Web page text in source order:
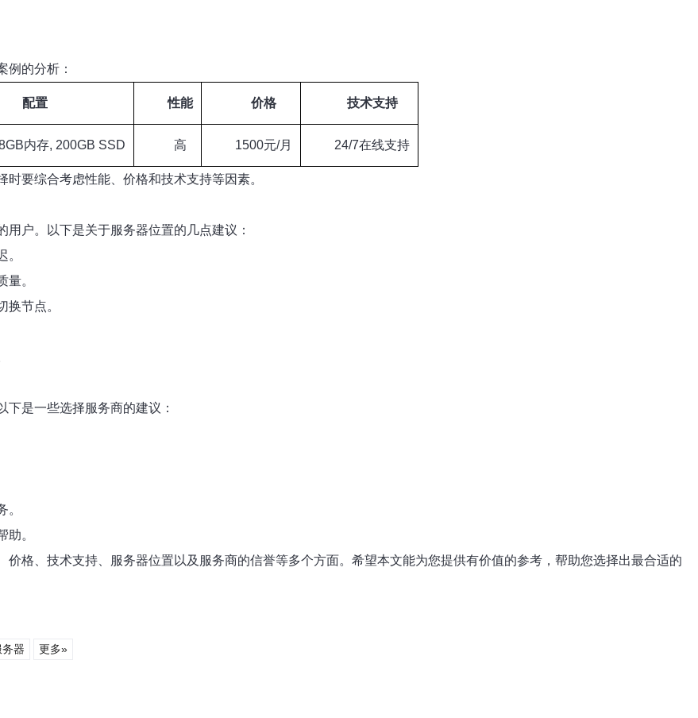
例的分析：
配置 性能 价格 技术支持
内存, 200GB SSD 高 1500元/月 24/7在线支持
要综合考虑性能、价格和技术支持等因素。
户。以下是关于服务器位置的几点建议：
。
量。
节点。
是一些选择服务商的建议：
。
。
格、技术支持、服务器位置以及服务商的信誉等多个方面。希望本文能为您提供有价值的参考，帮助您选择出最合适的
器 更多»